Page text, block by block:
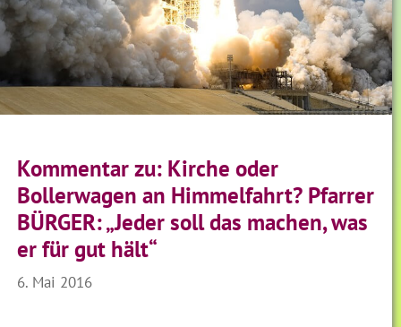
Kommentar zu: Kirche oder
Bollerwagen an Himmelfahrt? Pfarrer
BÜRGER: „Jeder soll das machen, was
er für gut hält“
6. Mai 2016